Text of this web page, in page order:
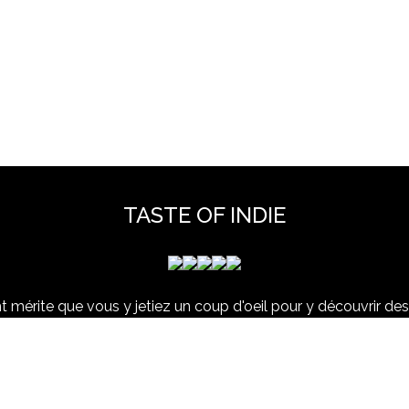
TASTE OF INDIE
que vous y jetiez un coup d'oeil pour y découvrir